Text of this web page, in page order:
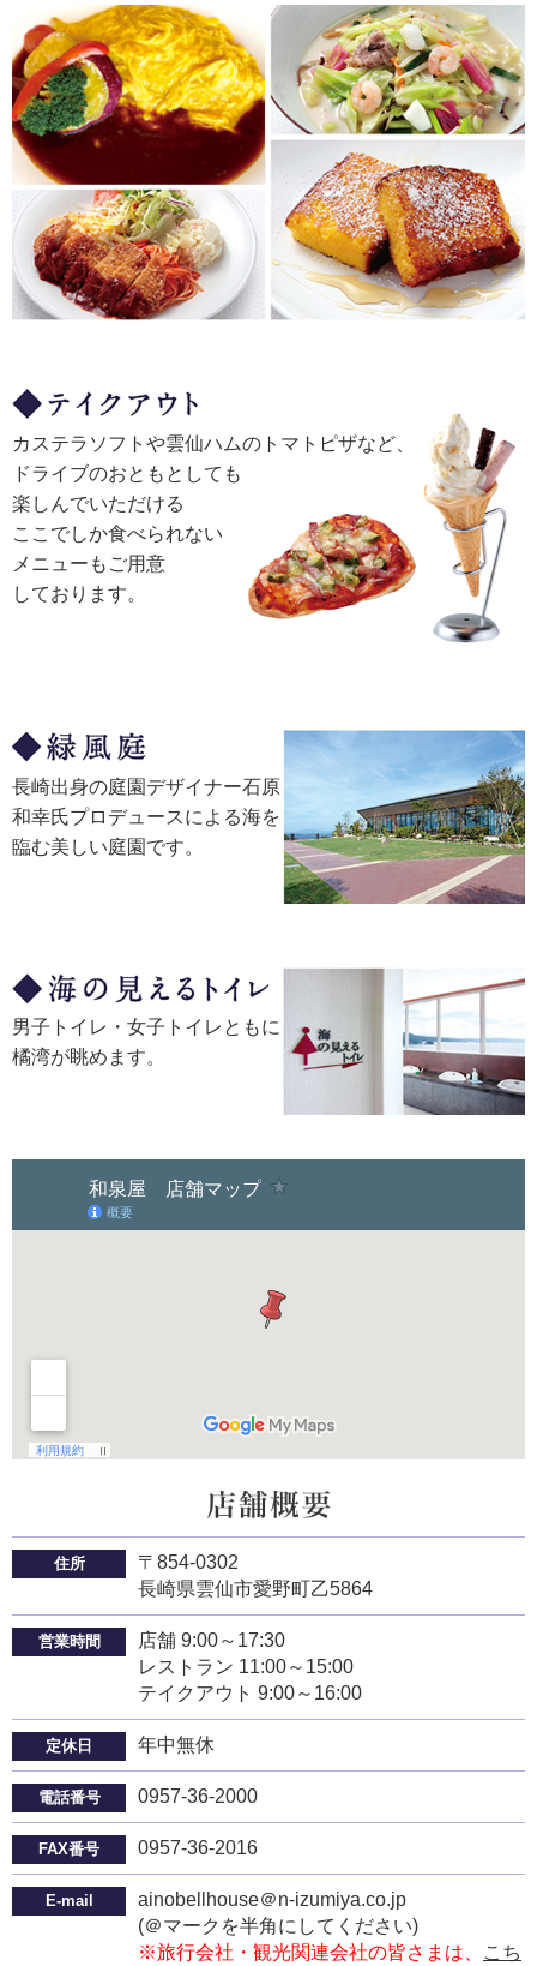
カステラソフトや雲仙ハムのトマト ピザなど、
ドライブのおともとしても
楽しんでいただける
ここでしか食べられない
メニューも ご用意
しております。
長崎出身の庭園デザイナー石原
和幸氏プロデュースによる海を
臨む美しい庭園です。
男子トイレ・女子トイレともに
橘湾が眺めます。
住所
〒854-0302
長崎県雲仙市愛野町乙5864
営業時間
店舗 9:00～17:30
レストラン 11:00～15:00
テイクアウト 9:00～16:00
定休日 年中無休
電話番号 0957-36-2000
FAX番号 0957-36-2016
E-mail
ainobellhouse＠n-izumiya.co.jp
(＠マークを半角にしてください)
※旅行会社・観光関連会社の皆さまは、
こち